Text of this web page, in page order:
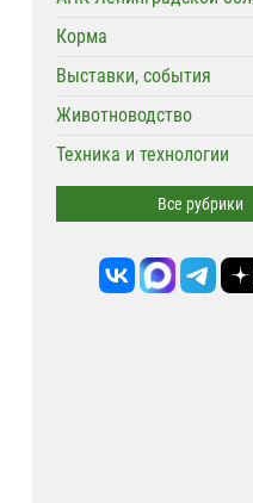
Корма
Выставки, события
Животноводство
Техника и технологии
Все рубрики